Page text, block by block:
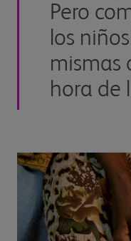
Pero
los
mismas
hora de